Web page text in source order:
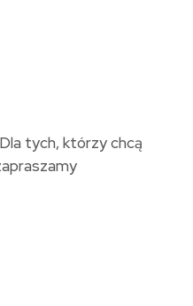
tych, którzy chcą